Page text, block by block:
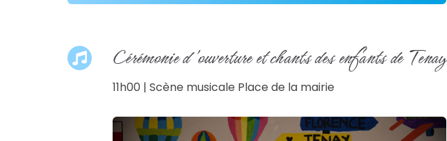
Cérémonie d'ouverture et chants des enfants de Tenay
11h00 | Scène musicale Place de la mairie